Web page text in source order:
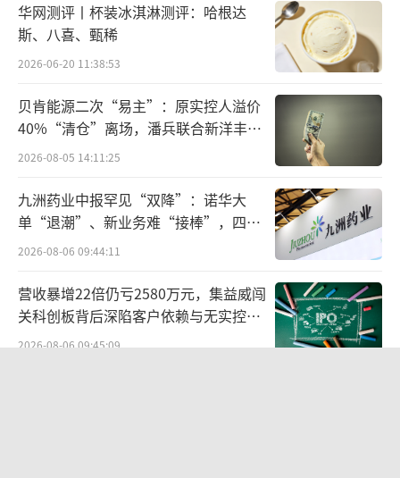
成功的喜悦。李翊将这个过程比作“点滴幸福
感的积累”，这些看似微不足道的成就，正在
孩子们心中筑起坚实的自信堡垒。
李翊在现场展示的“智能追光板”项目，
完美诠释了学科融合的教育理念。在这个项目
光敏传感器技术，设计双向感应结构展现工程
思维，并通过代码实现“光强对比-方向判
断”的数学逻辑。这种跨学科的学习方式，让
抽象的知识在动手实践中变得可感知、可应
用。
华网测评丨杯装冰淇淋测评：哈根达
斯、八喜、甄稀
2026-06-20 11:38:53
贝肯能源二次“易主”：原实控人溢价
40%“清仓”离场，潘兵联合新洋丰、
宏科百世拟入主
2026-08-05 14:11:25
九洲药业中报罕见“双降”：诺华大
单“退潮”、新业务难“接棒”，四大
难关待闯
2026-08-06 09:44:11
营收暴增22倍仍亏2580万元，集益威闯
关科创板背后深陷客户依赖与无实控人
困局
2026-08-06 09:45:09